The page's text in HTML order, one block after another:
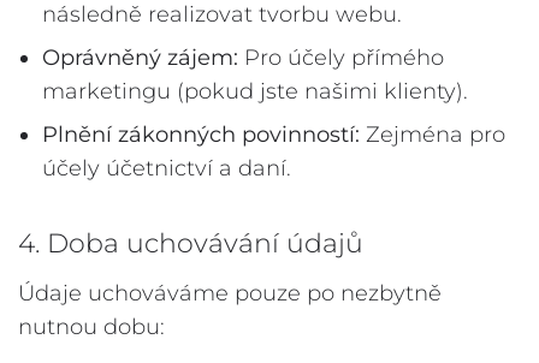
následně realizovat tvorbu webu.
Oprávněný zájem: Pro účely přímého
marketingu (pokud jste našimi klienty).
Plnění zákonných povinností: Zejména pro
účely účetnictví a daní.
4. Doba uchovávání údajů
Údaje uchováváme pouze po nezbytně
nutnou dobu: